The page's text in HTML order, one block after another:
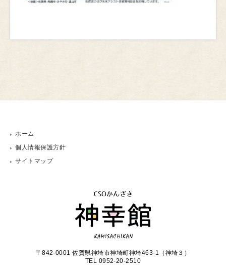
ホーム
個人情報保護方針
サイトマップ
〒842-0001 佐賀県神埼市神埼町神埼463-1（神埼３）
TEL 0952-20-2510